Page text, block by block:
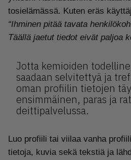
tosielämässä. Kuten eräs
“Ihminen pitää tavata
Täällä jaetut tiedot eivät paljoa
Jotta kemioiden
saadaan selvitettyä ja
oman profiilin tietojen
ensimmäinen, paras ja
deittipalvelussa.
Luo profiili tai viilaa vanha
tietoja, kuvia sekä tekstiä ja